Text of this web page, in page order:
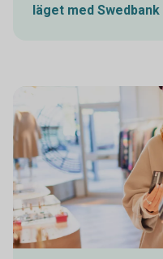
läget med Swedbank